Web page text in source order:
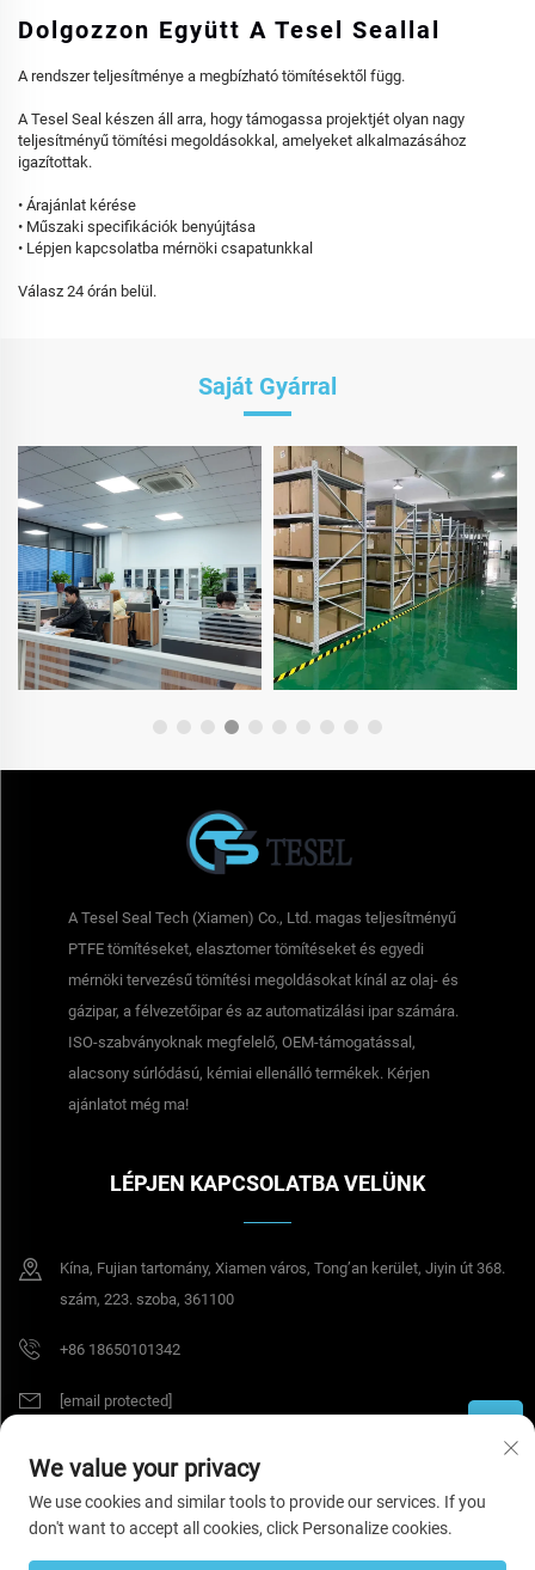
Dolgozzon Együtt A Tesel Seallal
A rendszer teljesítménye a megbízható tömítésektől függ.
A Tesel Seal készen áll arra, hogy támogassa projektjét olyan nagy
teljesítményű tömítési megoldásokkal, amelyeket alkalmazásához
igazítottak.
• Árajánlat kérése
• Műszaki specifikációk benyújtása
• Lépjen kapcsolatba mérnöki csapatunkkal
Válasz 24 órán belül.
Saját Gyárral
A Tesel Seal Tech (Xiamen) Co., Ltd. magas teljesítményű
PTFE tömítéseket, elasztomer tömítéseket és egyedi
mérnöki tervezésű tömítési megoldásokat kínál az olaj- és
gázipar, a félvezetőipar és az automatizálási ipar számára.
ISO-szabványoknak megfelelő, OEM-támogatással,
alacsony súrlódású, kémiai ellenálló termékek. Kérjen
ajánlatot még ma!
LÉPJEN KAPCSOLATBA VELÜNK
Kína, Fujian tartomány, Xiamen város, Tong’an kerület, Jiyin út 368.
szám, 223. szoba, 361100
+86 18650101342
[email protected]
© 2026 Tesel Seal Tech (Xiamen) Co., Ltd. Minden jog fenntartva.
irányelvek
We value your privacy
We use cookies and similar tools to provide our services. If you
don't want to accept all cookies, click Personalize cookies.